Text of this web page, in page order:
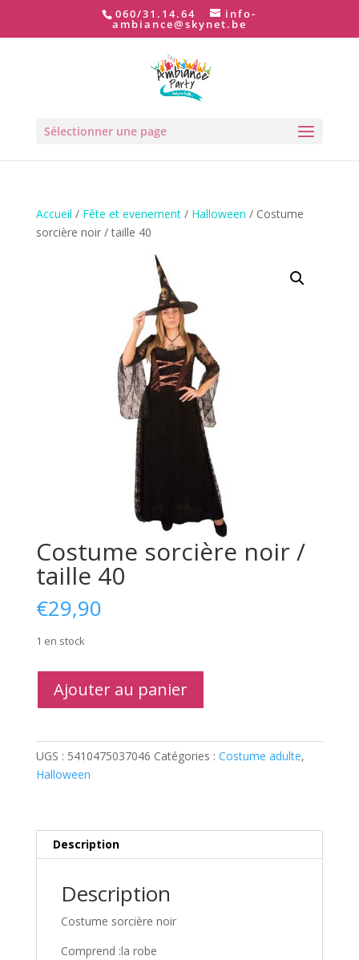
060/31.14.64 info-
ambiance@skynet.be
Sélectionner une page
Accueil / Fête et evenement/ Halloween / Costume
sorcière noir / taille 40
Costume sorcière noir /
taille 40
€29,90
1 en stock
noir
/
Ajouter au panier
UGS : 5410475037046 Catégories : Costume adulte,
Halloween
Description
Description
Costume sorcière noir
Comprend :la robe